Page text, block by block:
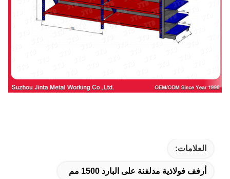
العلامات:
أرفف فولاذية مدلفنة على البارد 1500 مم